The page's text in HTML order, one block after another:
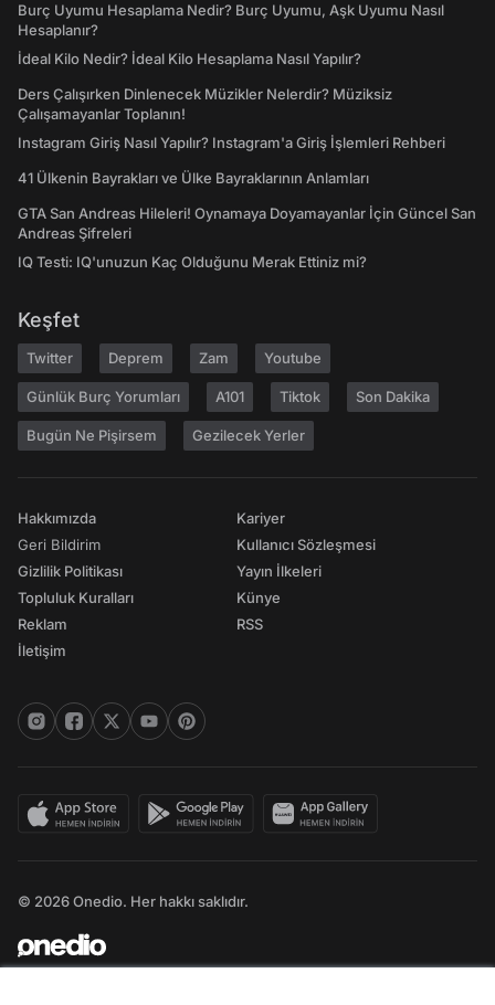
Burç Uyumu Hesaplama Nedir? Burç Uyumu, Aşk Uyumu Nasıl
Hesaplanır?
İdeal Kilo Nedir? İdeal Kilo Hesaplama Nasıl Yapılır?
Ders Çalışırken Dinlenecek Müzikler Nelerdir? Müziksiz
Çalışamayanlar Toplanın!
Instagram Giriş Nasıl Yapılır? Instagram'a Giriş İşlemleri Rehberi
41 Ülkenin Bayrakları ve Ülke Bayraklarının Anlamları
GTA San Andreas Hileleri! Oynamaya Doyamayanlar İçin Güncel San
Andreas Şifreleri
IQ Testi: IQ'unuzun Kaç Olduğunu Merak Ettiniz mi?
Keşfet
Twitter Deprem Zam Youtube
Günlük Burç Yorumları A101 Tiktok Son Dakika
Bugün Ne Pişirsem Gezilecek Yerler
Hakkımızda
Geri Bildirim
Gizlilik Politikası
Topluluk Kuralları
Reklam
İletişim
Kariyer
Kullanıcı Sözleşmesi
Yayın İlkeleri
Künye
RSS
© 2026 Onedio. Her hakkı saklıdır.